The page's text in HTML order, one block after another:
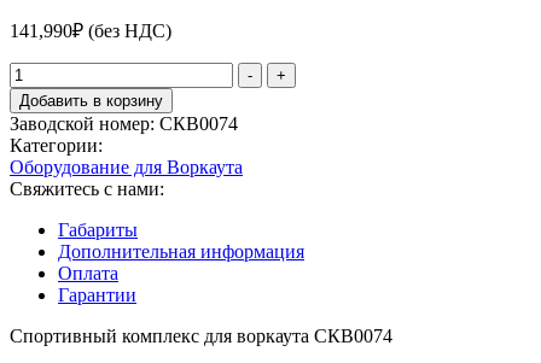
141,990₽ (без НДС)
Количество
товара
Спортивный
комплекс
для
воркаута
СКВ0074
-
+
Добавить в корзину
Заводской номер: СКВ0074
Категории:
Оборудование для Воркаута
Свяжитесь с нами:
Габариты
Дополнительная информация
Оплата
Гарантии
Спортивный комплекс для воркаута СКВ0074